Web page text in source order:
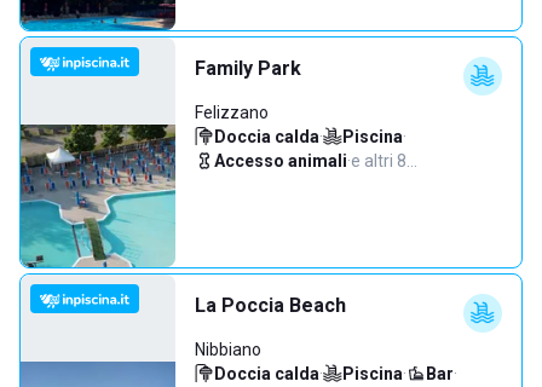
Family Park
Felizzano
Doccia calda· Piscina·
Accesso animali·e altri 8…
La Poccia Beach
Nibbiano
Doccia calda· Piscina· Bar·